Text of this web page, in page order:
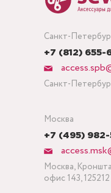
Санкт-
+7 (812) 655-
Санкт-
Москва
+7 (495) 982-
Москва,
офис 143, 125212